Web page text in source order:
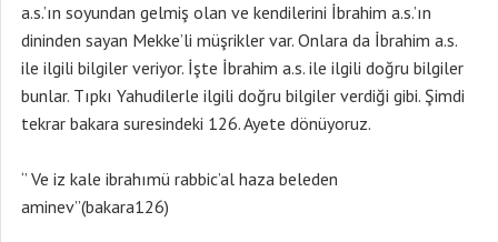
a.s.’ın soyundan gelmiş olan ve kendilerini İbrahim a.s.’ın
dininden sayan Mekke’li müşrikler var. Onlara da İbrahim a.s.
ile ilgili bilgiler veriyor. İşte İbrahim a.s. ile ilgili doğru bilgiler
bunlar. Tıpkı Yahudilerle ilgili doğru bilgiler verdiği gibi. Şimdi
tekrar bakara suresindeki 126. Ayete dönüyoruz.
‘’ Ve iz kale ibrahımü rabbic’al haza beleden
aminev’’(bakara126)